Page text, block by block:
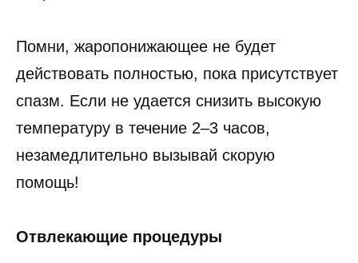
Помни, жаропонижающее не будет
действовать полностью, пока присутствует
спазм. Если не удается снизить высокую
температуру в течение 2–3 часов,
незамедлительно вызывай скорую
помощь!
Отвлекающие процедуры